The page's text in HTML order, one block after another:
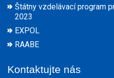
Štátny vzdelávací program
2023
EXPOL
RAABE
Kontaktujte nás